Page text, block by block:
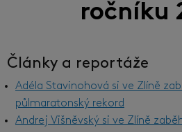
ročníku
Články a reportáže
Adéla Stavinohová si ve Zlíně
půlmaratonský rekord
Andrej Višněvský si ve Zlíně